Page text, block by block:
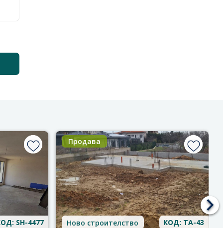
SH-4477
Продава
Ново строителство КОД: TA-43